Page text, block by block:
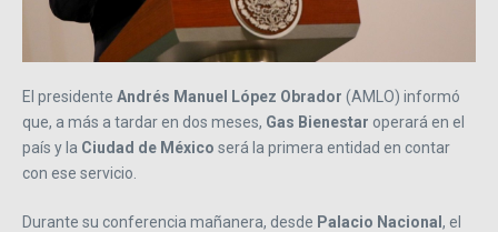
El presidente Andrés Manuel López Obrador (AMLO) informó
que, a más a tardar en dos meses, Gas Bienestar operará en el
país y la Ciudad de México será la primera entidad en contar
con ese servicio.
Durante su conferencia mañanera, desde Palacio Nacional , el